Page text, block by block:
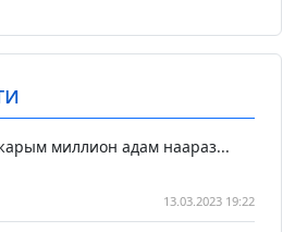
миллион адам наараз...
13.03.2023 19:22